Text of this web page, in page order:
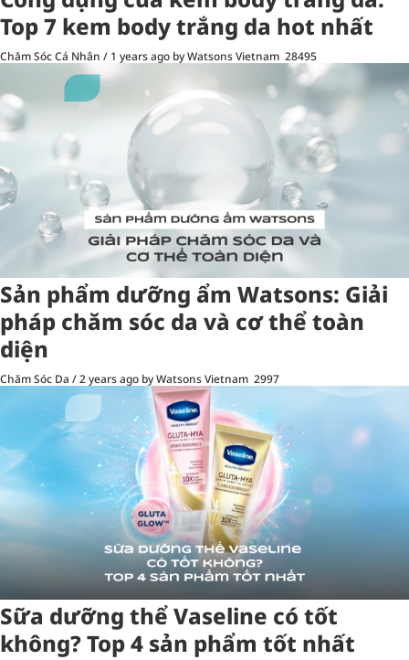
Top 7 kem body trắng da hot nhất
Chăm Sóc Cá Nhân / 1 years ago by Watsons Vietnam 28495
Sản phẩm dưỡng ẩm Watsons: Giải
pháp chăm sóc da và cơ thể toàn
diện
Chăm Sóc Da /2 years ago by Watsons Vietnam 2997
Sữa dưỡng thể Vaseline có tốt
không? Top 4 sản phẩm tốt nhất